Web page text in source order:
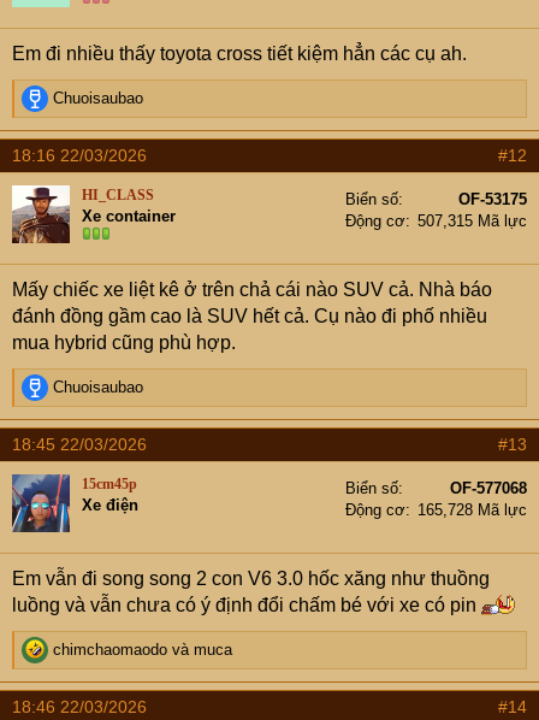
Em đi nhiều thấy toyota cross tiết kiệm hẳn các cụ ah.
R
e
a
c
t
i
o
n
s
:
Chuoisaubao
18:16 22/03/2026 #12
HI_CLASS
Xe container
Biển số
OF-53175
Động cơ
507,315 Mã lực
Mấy chiếc xe liệt kê ở trên chả cái nào SUV cả. Nhà báo
đánh đồng gầm cao là SUV hết cả. Cụ nào đi phố nhiều
mua hybrid cũng phù hợp.
R
e
a
c
t
i
o
n
s
:
Chuoisaubao
18:45 22/03/2026 #13
15cm45p
Xe điện
Biển số
OF-577068
Động cơ
165,728 Mã lực
Em vẫn đi song song 2 con V6 3.0 hốc xăng như thuồng
luồng và vẫn chưa có ý định đổi chấm bé với xe có pin
R
e
a
c
chimchaomaodo và muca
18:46 22/03/2026 #14